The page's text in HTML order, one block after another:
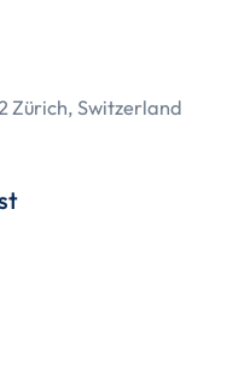
Zürich, Switzerland